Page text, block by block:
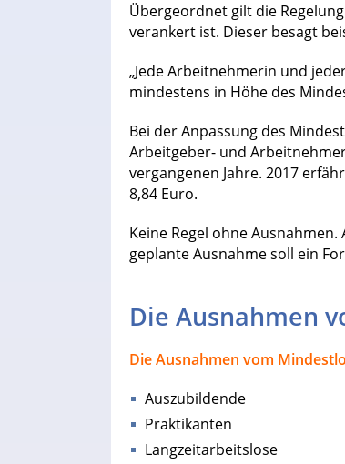
Übergeordnet gilt die
verankert ist. Dieser besagt
„Jede Arbeitnehmerin und
mindestens in Höhe des
Bei der Anpassung des
Arbeitgeber- und
vergangenen Jahre. 2017
8,84 Euro.
Keine Regel ohne
geplante Ausnahme soll ein
Die Ausnahmen
Die Ausnahmen vom
Auszubildende
Praktikanten
Langzeitarbeitslose